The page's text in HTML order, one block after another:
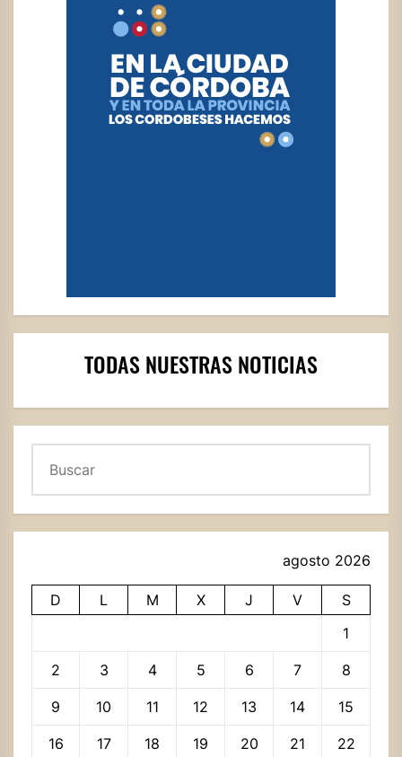
TODAS NUESTRAS NOTICIAS
agosto 2026
D L M X J V
S
1
2 3 4 5 6 7 8
9 10 11 12 13 14 15
16 17 18 19 20 21 22